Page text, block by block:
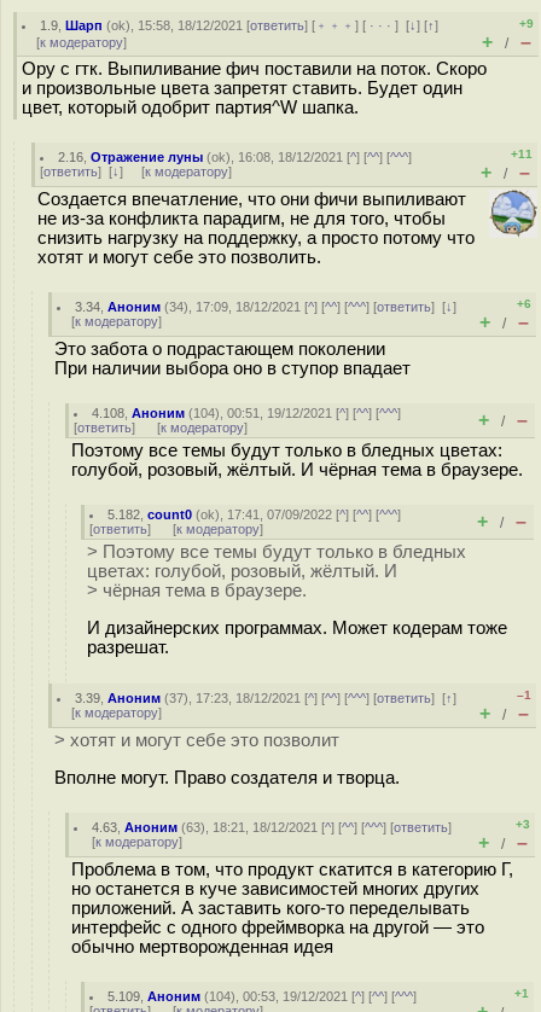
1.9 ,Шарп (ok), 15:58, 18/12/2021 [ответить] [ ﹢﹢﹢] [ · · ·][↓] [↑]
[к модератору]
+9
+ / –
Ору с гтк. Выпиливание фич поставили на поток. Скоро
и произвольные цвета запретят ставить. Будет один
цвет, который одобрит партия^W шапка.
2.16 ,Отражение луны (ok), 16:08, 18/12/2021 [^] [^^] [^^^]
[ответить] [↓] [к модератору]
+11
+ / –
Создается впечатление, что они фичи выпиливают
не из-за конфликта парадигм, не для того, чтобы
снизить нагрузку на поддержку, а просто потому что
хотят и могут себе это позволить.
3.34 ,Аноним (34), 17:09, 18/12/2021 [^] [^^] [^^^] [ответить][↓]
[к модератору]
+6
+ / –
Это забота о подрастающем поколении
При наличии выбора оно в ступор впадает
4.108 ,Аноним (104), 00:51, 19/12/2021 [^] [^^] [^^^]
[ответить] [к модератору] + / –
Поэтому все темы будут только в бледных цветах:
голубой, розовый, жёлтый. И чёрная тема в браузере.
5.182 ,count0 (ok), 17:41, 07/09/2022 [^] [^^] [^^^]
[ответить] [к модератору] + / –
> Поэтому все темы будут только в бледных
цветах: голубой, розовый, жёлтый. И
> чёрная тема в браузере.
И дизайнерских программах. Может кодерам тоже
разрешат.
3.39 ,Аноним (37), 17:23, 18/12/2021 [^] [^^] [^^^] [ответить][↑]
[к модератору]
–1
+ / –
> хотят и могут себе это позволит
Вполне могут. Право создателя и творца.
4.63 ,Аноним (63), 18:21, 18/12/2021 [^] [^^] [^^^] [ответить]
[к модератору]
+3
+ / –
Проблема в том, что продукт скатится в категорию Г,
но останется в куче зависимостей многих других
приложений. А заставить кого-то переделывать
интерфейс с одного фреймворка на другой — это
обычно мертворожденная идея
5.109 ,Аноним (104), 00:53, 19/12/2021 [^] [^^] [^^^]
+1